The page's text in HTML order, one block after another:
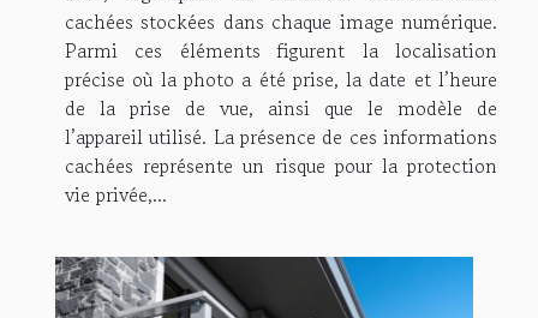
cachées stockées dans chaque image numérique.
Parmi ces éléments figurent la localisation
précise où la photo a été prise, la date et l’heure
de la prise de vue, ainsi que le modèle de
l’appareil utilisé. La présence de ces informations
cachées représente un risque pour la protection
vie privée,...